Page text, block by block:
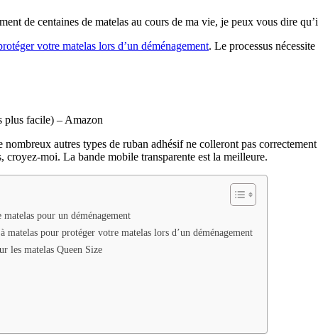
de centaines de matelas au cours de ma vie, je peux vous dire
votre matelas lors d’un déménagement. Le processus
facile) – Amazon
autres types de ruban adhésif ne colleront pas
moi. La bande mobile transparente est la meilleure.
pour un déménagement
pour protéger votre matelas lors d’un déménagement
les matelas Queen Size